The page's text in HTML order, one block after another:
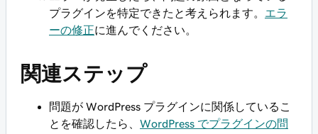
プラグインを特定できたと考えられます。
エラ
ーの修正に進んでください。
関連ステップ
問題が WordPress プラグインに関係しているこ
とを確認したら、 WordPress でプラグインの問